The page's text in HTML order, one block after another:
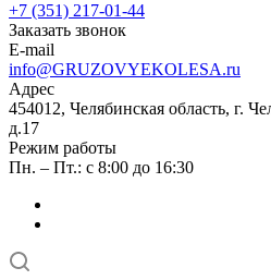
+7 (351) 217-01-44
Заказать звонок
E-mail
info@GRUZOVYEKOLESA.ru
Адрес
454012, Челябинская область, г.
д.17
Режим работы
Пн. – Пт.: с 8:00 до 16:30